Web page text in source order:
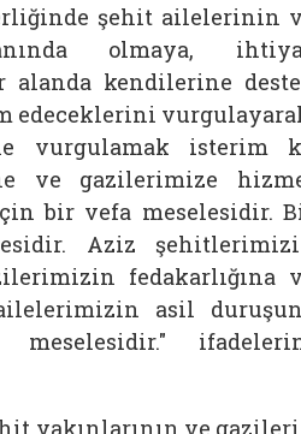
şehit ailelerinin
olmaya,
alanda kendilerine
edeceklerini
vurgulamak isterim
ve gazilerimize
bir vefa meselesidir.
Aziz
fedakarlığına
asil
meselesidir."
yakınlarının ve